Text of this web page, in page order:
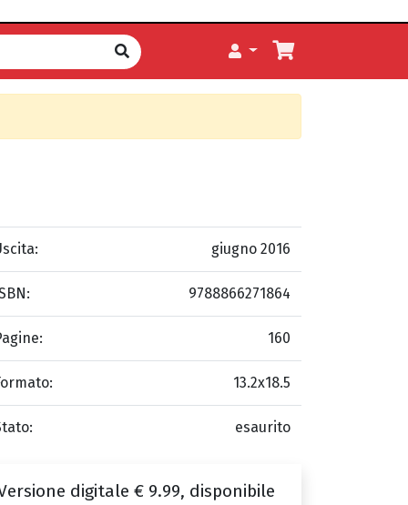
giugno 2016
9788866271864
160
13.2x18.5
esaurito
digitale € 9.99, disponibile